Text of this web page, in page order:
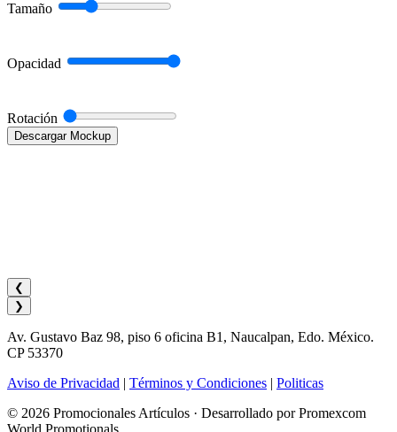
Tamaño
Opacidad
Rotación
Descargar Mockup
❮
❯
Av. Gustavo Baz 98, piso 6 oficina B1, Naucalpan, Edo. México.
CP 53370
Aviso de Privacidad | Términos y Condiciones | Politicas
© 2026 Promocionales Artículos · Desarrollado por Promexcom